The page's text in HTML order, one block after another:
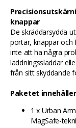
knappar
De skräddarsydda
portar, knappar och
inte att ha några
laddningssladdar
från sitt skyddande
Paketet innehåller
1 x Urban
MagSafe-